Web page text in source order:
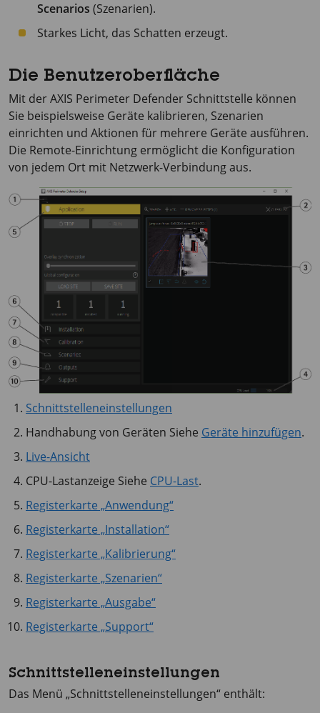
Scenarios (Szenarien).
Starkes Licht, das Schatten erzeugt.
Die Benutzeroberfläche
Mit derAXIS Perimeter Defender Schnittstelle können
Sie beispielsweise Geräte kalibrieren, Szenarien
einrichten und Aktionen für mehrere Geräte ausführen.
Die Remote-Einrichtung ermöglicht die Konfiguration
von jedem Ort mit Netzwerk-Verbindung aus.
Schnittstelleneinstellungen
Handhabung von Geräten Siehe Geräte hinzufügen.
Live-Ansicht
CPU-Lastanzeige Siehe CPU-Last.
Registerkarte „Anwendung“
Registerkarte „Installation“
Registerkarte „Kalibrierung“
Registerkarte „Szenarien“
Registerkarte „Ausgabe“
Registerkarte „Support“
Schnittstelleneinstellungen
Das Menü „Schnittstelleneinstellungen“ enthält: